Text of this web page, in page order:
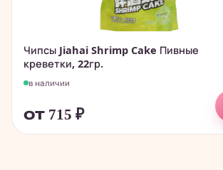
Чипсы Jiahai Shrimp Cake Пивные
креветки, 22гр.
в наличии
от 715 ₽